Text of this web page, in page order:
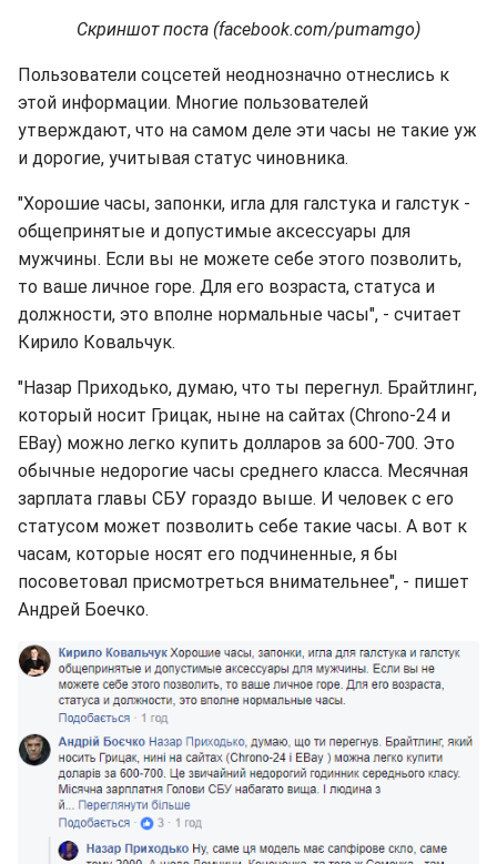
Скриншот поста (facebook.com/pumamgo)
Пользователи соцсетей неоднозначно отнеслись к
этой информации. Многие пользователей
утверждают, что на самом деле эти часы не такие уж
и дорогие, учитывая статус чиновника.
"Хорошие часы, запонки, игла для галстука и галстук -
общепринятые и допустимые аксессуары для
мужчины. Если вы не можете себе этого позволить,
то ваше личное горе. Для его возраста, статуса и
должности, это вполне нормальные часы", - считает
Кирило Ковальчук.
"Назар Приходько, думаю, что ты перегнул. Брайтлинг,
который носит Грицак, ныне на сайтах (Chrono-24 и
EBay) можно легко купить долларов за 600-700. Это
обычные недорогие часы среднего класса. Месячная
зарплата главы СБУ гораздо выше. И человек с его
статусом может позволить себе такие часы. А вот к
часам, которые носят его подчиненные, я бы
посоветовал присмотреться внимательнее", - пишет
Андрей Боечко.